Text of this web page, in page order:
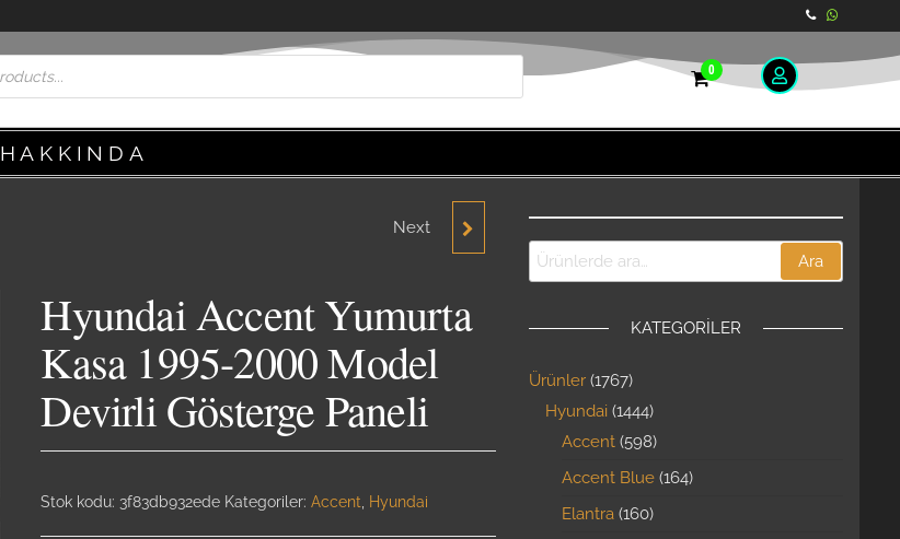
0
HAKKINDA
HYUNDAI ACCENT
JANT 1995-2000 MODEL
Next
Hyundai Accent Yumurta
Kasa 1995-2000 Model
Devirli Gösterge Paneli
Stok kodu: 3f83db932ede Kategoriler:Accent Hyundai
Ara
KATEGORILER
Ürünler 1767
Hyundai 1444
Accent 598
Accent Blue 164
Elantra 160